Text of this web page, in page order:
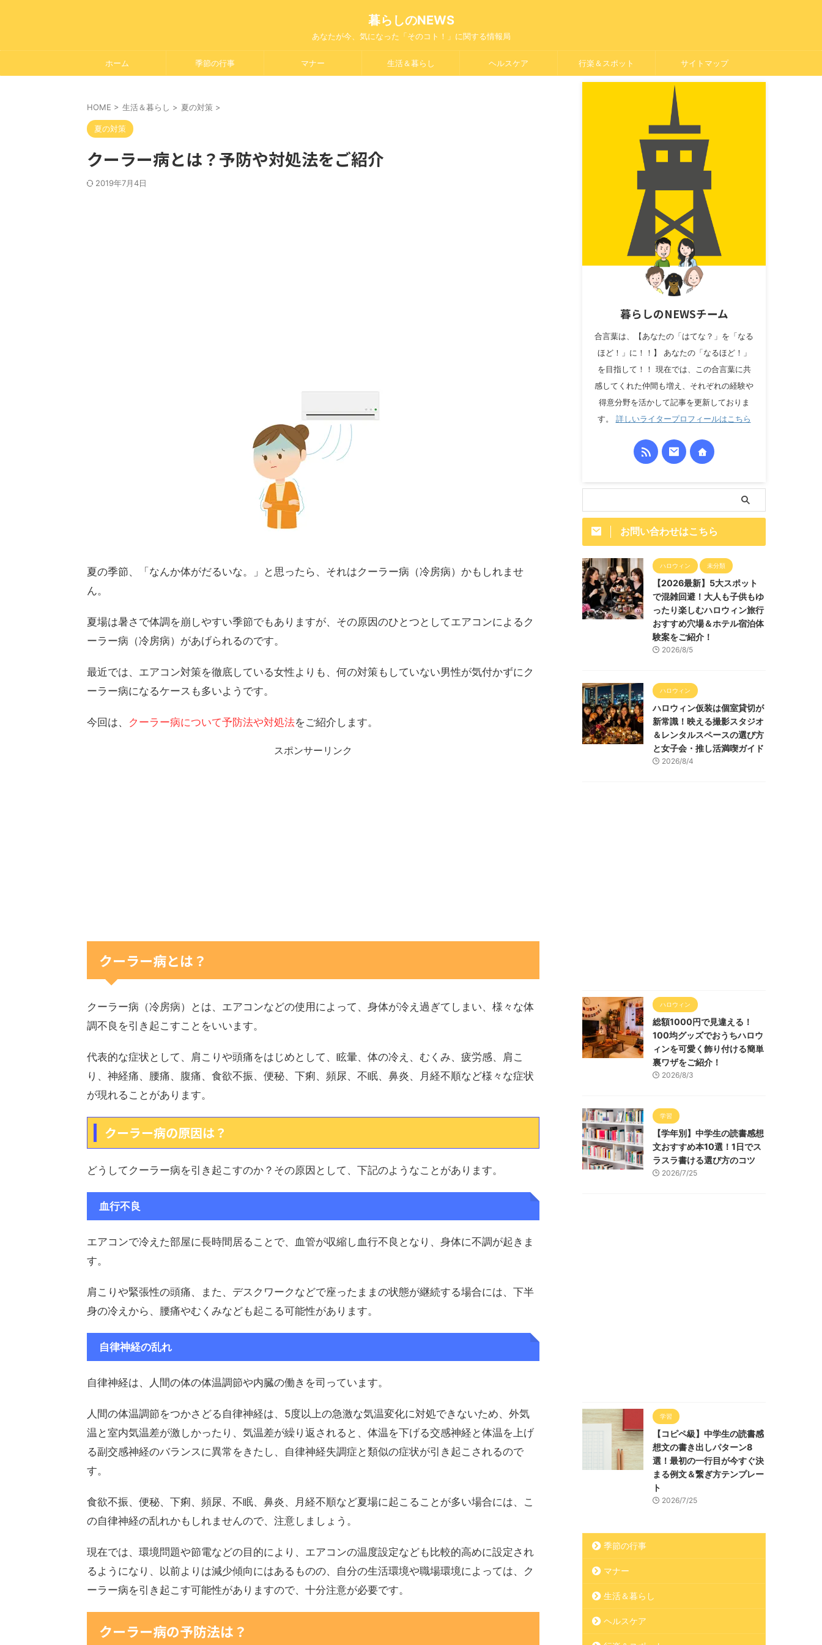
暮らしのNEWS
あなたが今、気になった「そのコト！」に関する情報局
ホーム 季節の行事 マナー 生活＆暮らし ヘルスケア 行楽＆スポット サイトマップ
HOME > 生活＆暮らし > 夏の対策 >
夏の対策
クーラー病とは？予防や対処法をご紹介
2019年7月4日
夏の季節、「なんか体がだるいな。」と思ったら、それはクーラー病（冷房病）かもしれませ
ん。
夏場は暑さで体調を崩しやすい季節でもありますが、その原因のひとつとしてエアコンによるク
ーラー病（冷房病）があげられるのです。
最近では、エアコン対策を徹底している女性よりも、何の対策もしていない男性が気付かずにク
ーラー病になるケースも多いようです。
今回は、 クーラー病について予防法や対処法をご紹介します。
スポンサーリンク
クーラー病とは？
クーラー病（冷房病）とは、エアコンなどの使用によって、身体が冷え過ぎてしまい、様々な体
調不良を引き起こすことをいいます。
代表的な症状として、肩こりや頭痛をはじめとして、眩暈、体の冷え、むくみ、疲労感、肩こ
り、神経痛、腰痛、腹痛、食欲不振、便秘、下痢、頻尿、不眠、鼻炎、月経不順など様々な症状
が現れることがあります。
クーラー病の原因は？
どうしてクーラー病を引き起こすのか？その原因として、下記のようなことがあります。
血行不良
エアコンで冷えた部屋に長時間居ることで、血管が収縮し血行不良となり、身体に不調が起きま
す。
肩こりや緊張性の頭痛、また、デスクワークなどで座ったままの状態が継続する場合には、下半
身の冷えから、腰痛やむくみなども起こる可能性があります。
自律神経の乱れ
自律神経は、人間の体の体温調節や内臓の働きを司っています。
人間の体温調節をつかさどる自律神経は、5度以上の急激な気温変化に対処できないため、外気
温と室内気温差が激しかったり、気温差が繰り返されると、体温を下げる交感神経と体温を上げ
る副交感神経のバランスに異常をきたし、自律神経失調症と類似の症状が引き起こされるので
す。
食欲不振、便秘、下痢、頻尿、不眠、鼻炎、月経不順など夏場に起こることが多い場合には、こ
の自律神経の乱れかもしれませんので、注意しましょう。
現在では、環境問題や節電などの目的により、エアコンの温度設定なども比較的高めに設定され
るようになり、以前よりは減少傾向にはあるものの、自分の生活環境や職場環境によっては、ク
ーラー病を引き起こす可能性がありますので、十分注意が必要です。
クーラー病の予防法は？
暮らしのNEWSチーム
合言葉は、【あなたの「はてな？」を「なる
ほど！」に！！】 あなたの「なるほど！」
を目指して！！ 現在では、この合言葉に共
感してくれた仲間も増え、それぞれの経験や
得意分野を活かして記事を更新しておりま
す。 詳しいライタープロフィールはこちら
お問い合わせはこちら
ハロウィン 未分類
【2026最新】5大スポット
で混雑回避！大人も子供もゆ
ったり楽しむハロウィン旅行
おすすめ穴場＆ホテル宿泊体
験案をご紹介！
2026/8/5
ハロウィン
ハロウィン仮装は個室貸切が
新常識！映える撮影スタジオ
＆レンタルスペースの選び方
と女子会・推し活満喫ガイド
2026/8/4
ハロウィン
総額1000円で見違える！
100均グッズでおうちハロウ
ィンを可愛く飾り付ける簡単
裏ワザをご紹介！
2026/8/3
学習
【学年別】中学生の読書感想
文おすすめ本10選！1日でス
ラスラ書ける選び方のコツ
2026/7/25
学習
【コピペ級】中学生の読書感
想文の書き出しパターン8
選！最初の一行目が今すぐ決
まる例文＆繋ぎ方テンプレー
ト
2026/7/25
季節の行事
マナー
生活＆暮らし
ヘルスケア